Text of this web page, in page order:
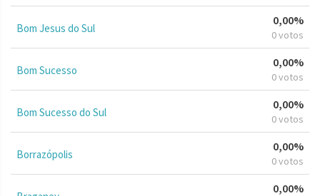
Bom Jesus do Sul
0,00%
0 votos
Bom Sucesso
0,00%
0 votos
Bom Sucesso do Sul
0,00%
0 votos
Borrazópolis
0,00%
0 votos
0,00%